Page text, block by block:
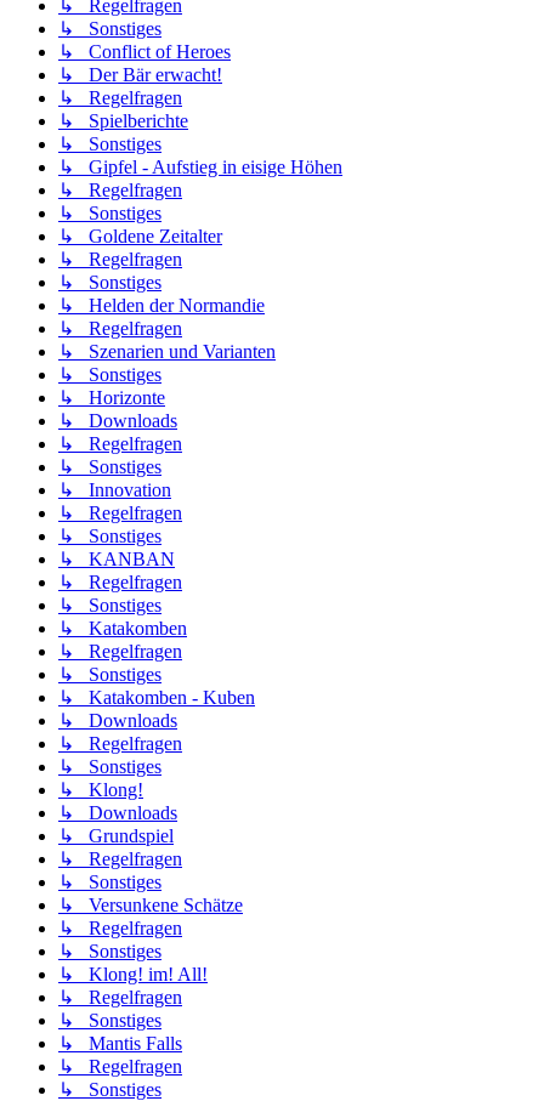
↳ Regelfragen
↳ Sonstiges
↳ Conflict of Heroes
↳ Der Bär erwacht!
↳ Regelfragen
↳ Spielberichte
↳ Sonstiges
↳ Gipfel - Aufstieg in eisige Höhen
↳ Regelfragen
↳ Sonstiges
↳ Goldene Zeitalter
↳ Regelfragen
↳ Sonstiges
↳ Helden der Normandie
↳ Regelfragen
↳ Szenarien und Varianten
↳ Sonstiges
↳ Horizonte
↳ Downloads
↳ Regelfragen
↳ Sonstiges
↳ Innovation
↳ Regelfragen
↳ Sonstiges
↳ KANBAN
↳ Regelfragen
↳ Sonstiges
↳ Katakomben
↳ Regelfragen
↳ Sonstiges
↳ Katakomben - Kuben
↳ Downloads
↳ Regelfragen
↳ Sonstiges
↳ Klong!
↳ Downloads
↳ Grundspiel
↳ Regelfragen
↳ Sonstiges
↳ Versunkene Schätze
↳ Regelfragen
↳ Sonstiges
↳ Klong! im! All!
↳ Regelfragen
↳ Sonstiges
↳ Mantis Falls
↳ Regelfragen
↳ Sonstiges